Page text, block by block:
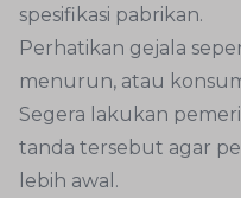
spesifikasi pabrikan.
Perhatikan gejala
menurun, atau
Segera lakukan
tanda tersebut agar
lebih awal.